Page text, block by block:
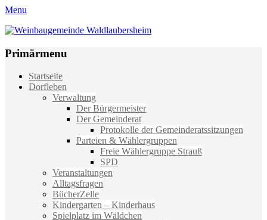
Menu
Weinbaugemeinde Waldlaubersheim
Primärmenu
Weiter
zum
Startseite
Dorfleben
Verwaltung
Der Bürgermeister
Der Gemeinderat
Protokolle der Gemeinderatssitzungen
Parteien & Wählergruppen
Freie Wählergruppe Strauß
SPD
Veranstaltungen
Alltagsfragen
BücherZelle
Kindergarten – Kinderhaus
Spielplatz im Wäldchen